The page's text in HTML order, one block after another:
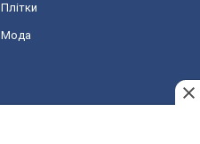
Плітки
Мода